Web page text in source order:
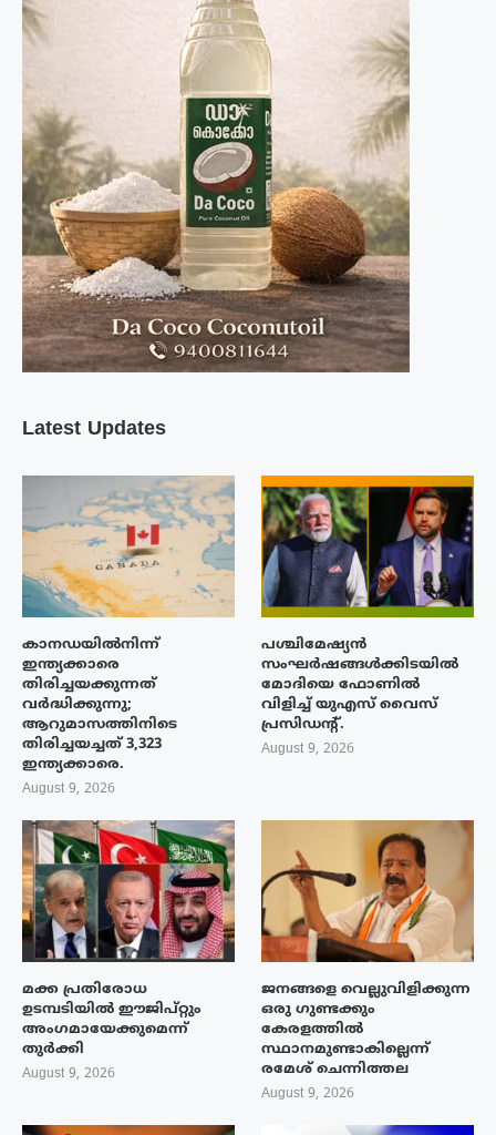
Latest Updates
കാനഡയിൽനിന്ന്
ഇന്ത്യക്കാരെ
തിരിച്ചയക്കുന്നത്
വർദ്ധിക്കുന്നു;
ആറുമാസത്തിനിടെ
തിരിച്ചയച്ചത് 3,323
ഇന്ത്യക്കാരെ.
August 9, 2026
പശ്ചിമേഷ്യന്‍
സംഘര്‍ഷങ്ങള്‍ക്കിടയിൽ
മോദിയെ ഫോണില്‍
വിളിച്ച് യുഎസ് വൈസ്
പ്രസിഡന്റ്.
August 9, 2026
മക്ക പ്രതിരോധ
ഉടമ്പടിയിൽ ഈജിപ്റ്റും
അംഗമായേക്കുമെന്ന്
തുർക്കി
August 9, 2026
ജനങ്ങളെ വെല്ലുവിളിക്കുന്ന
ഒരു ഗുണ്ടക്കും
കേരളത്തിൽ
സ്ഥാനമുണ്ടാകില്ലെന്ന്
രമേശ് ചെന്നിത്തല
August 9, 2026